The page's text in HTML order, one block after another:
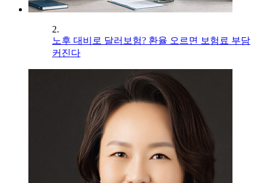
2.
노후 대비로 달러보험? 환율 오르면 보험료 부담
커진다